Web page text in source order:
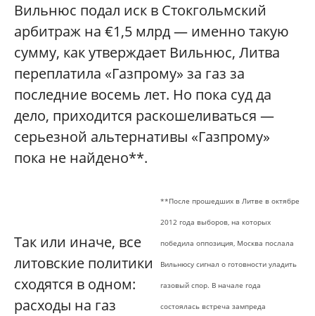
Вильнюс подал иск в Стокгольмский
арбитраж на €1,5 млрд — именно такую
сумму, как утверждает Вильнюс, Литва
переплатила «Газпрому» за газ за
последние восемь лет. Но пока суд да
дело, приходится раскошеливаться —
серьезной альтернативы «Газпрому»
пока не найдено**.
**После прошедших в Литве в октябре
2012 года выборов, на которых
победила оппозиция, Москва послала
Вильнюсу сигнал о готовности уладить
газовый спор. В начале года
состоялась встреча зампреда
Так или иначе, все
литовские политики
сходятся в одном:
расходы на газ